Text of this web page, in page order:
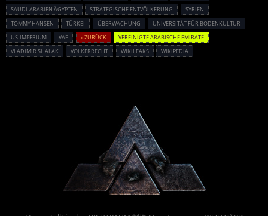
SAUDI-ARABIEN ÄGYPTEN
STRATEGISCHE ENTVÖLKERUNG
SYRIEN
TOMMY HANSEN
TÜRKEI ÜBERWACHUNG
UNIVERSITÄT FÜR BODENKULTUR
US-IMPERIUM
VAE « ZURÜCK
VEREINIGTE ARABISCHE EMIRATE
VLADIMIR SHALAK
VÖLKERRECHT WIKILEAKS WIKIPEDIA
Powered By :